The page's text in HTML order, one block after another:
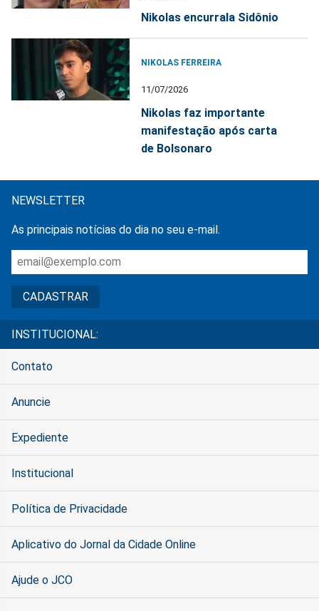
Nikolas encurrala Sidônio
NIKOLAS FERREIRA
11/07/2026
Nikolas faz importante
manifestação após carta
de Bolsonaro
NEWSLETTER
As principais notícias do dia no seu e-mail.
INSTITUCIONAL:
Contato
Anuncie
Expediente
Institucional
Política de Privacidade
Aplicativo do Jornal da Cidade Online
Ajude o JCO